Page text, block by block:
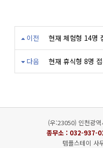
이전 현재 체험형 14명
다음 현재 휴식형 8명
(우:23050) 인천광
종무소 : 032-937-
템플스테이 사